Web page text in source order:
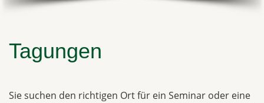
Tagungen
Sie suchen den richtigen Ort für ein Seminar oder eine